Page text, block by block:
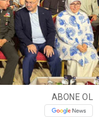
ABONE OL